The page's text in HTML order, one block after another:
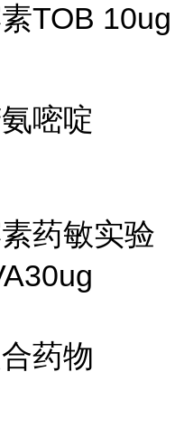
TOB 10ug
嘧啶
药敏实验
药物